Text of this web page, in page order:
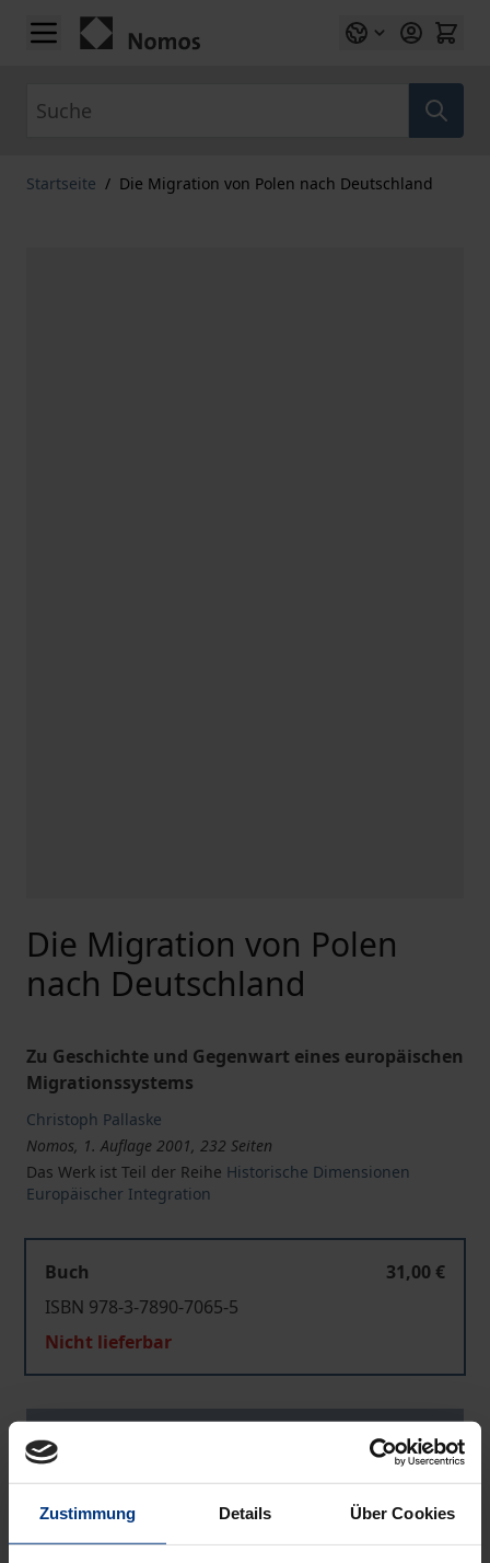
Zustimmung Details Über Cookies
Zum Inhalt springen
Startseite / Die Migration von Polen nach Deutschland
Die Migration von Polen
nach Deutschland
Zu Geschichte und Gegenwart eines europäischen
Migrationssystems
Christoph Pallaske
Nomos, 1. Auflage 2001, 232 Seiten
Das Werk ist Teil der Reihe Historische Dimensionen
Europäischer Integration
Buch
31,00 €
ISBN 978-3-7890-7065-5
Nicht lieferbar
Zur Wunschliste hinzufügen